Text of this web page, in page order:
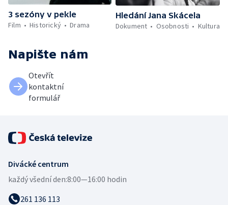
3 sezóny v pekle
Film
Historický Drama
Hledání Jana Skácela
Dokument
Osobnosti Kultura
Napište nám
Otevřít
kontaktní
formulář
Divácké centrum
každý všední den:8:00—16:00 hodin
261 136 113